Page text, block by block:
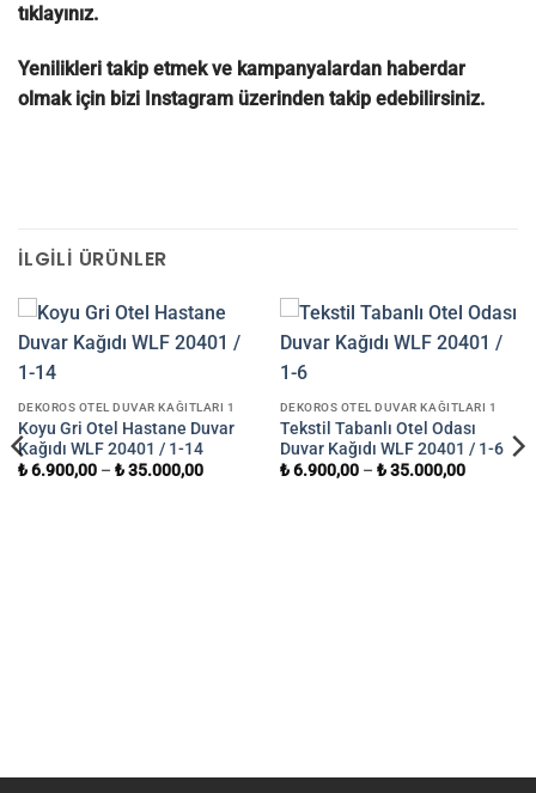
tıklayınız.
Yenilikleri takip etmek ve kampanyalardan haberdar
olmak için bizi Instagram üzerinden takip edebilirsiniz.
İLGILI ÜRÜNLER
DEKOROS OTEL DUVAR KAĞITLARI 1
Koyu Gri Otel Hastane Duvar
Kağıdı WLF 20401 / 1-14
₺6.900,00– ₺35.000,00
DEKOROS OTEL DUVAR KAĞITLARI 1
Tekstil Tabanlı Otel Odası
Duvar Kağıdı WLF 20401 / 1-6
₺6.900,00– ₺35.000,00